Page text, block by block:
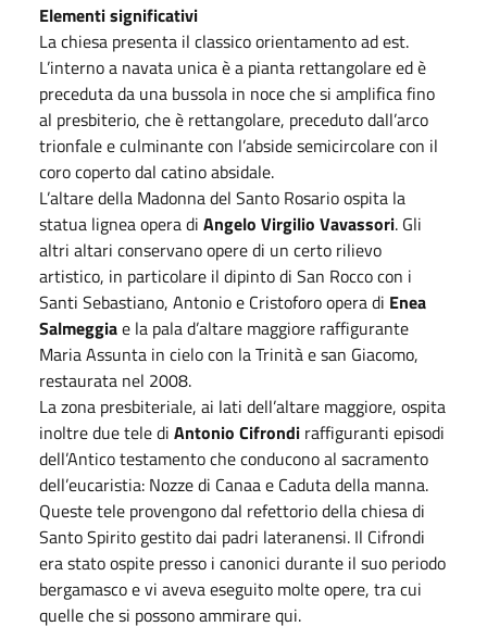
Elementi significativi
La chiesa presenta il classico orientamento ad est.
L’interno a navata unica è a pianta rettangolare ed è
preceduta da una bussola in noce che si amplifica fino
al presbiterio, che è rettangolare, preceduto dall’arco
trionfale e culminante con l’abside semicircolare con il
coro coperto dal catino absidale.
L’altare della Madonna del Santo Rosario ospita la
statua lignea opera di Angelo Virgilio Vavassori. Gli
altri altari conservano opere di un certo rilievo
artistico, in particolare il dipinto di San Rocco con i
Santi Sebastiano, Antonio e Cristoforo opera di Enea
Salmeggiae la pala d’altare maggiore raffigurante
Maria Assunta in cielo con la Trinità e san Giacomo,
restaurata nel 2008.
La zona presbiteriale, ai lati dell’altare maggiore, ospita
inoltre due tele di Antonio Cifrondi raffiguranti episodi
dell’Antico testamento che conducono al sacramento
dell’eucaristia: Nozze di Canaa e Caduta della manna.
Queste tele provengono dal refettorio della chiesa di
Santo Spirito gestito dai padri lateranensi. Il Cifrondi
era stato ospite presso i canonici durante il suo periodo
bergamasco e vi aveva eseguito molte opere, tra cui
quelle che si possono ammirare qui.